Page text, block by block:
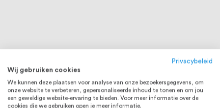
Privacybeleid
Wij gebruiken cookies
We kunnen deze plaatsen voor analyse van onze bezoekersgegevens, om
onze website te verbeteren, gepersonaliseerde inhoud te tonen en om jou
een geweldige website-ervaring te bieden. Voor meer informatie over de
cookies die we gebruiken open je meer informatie.